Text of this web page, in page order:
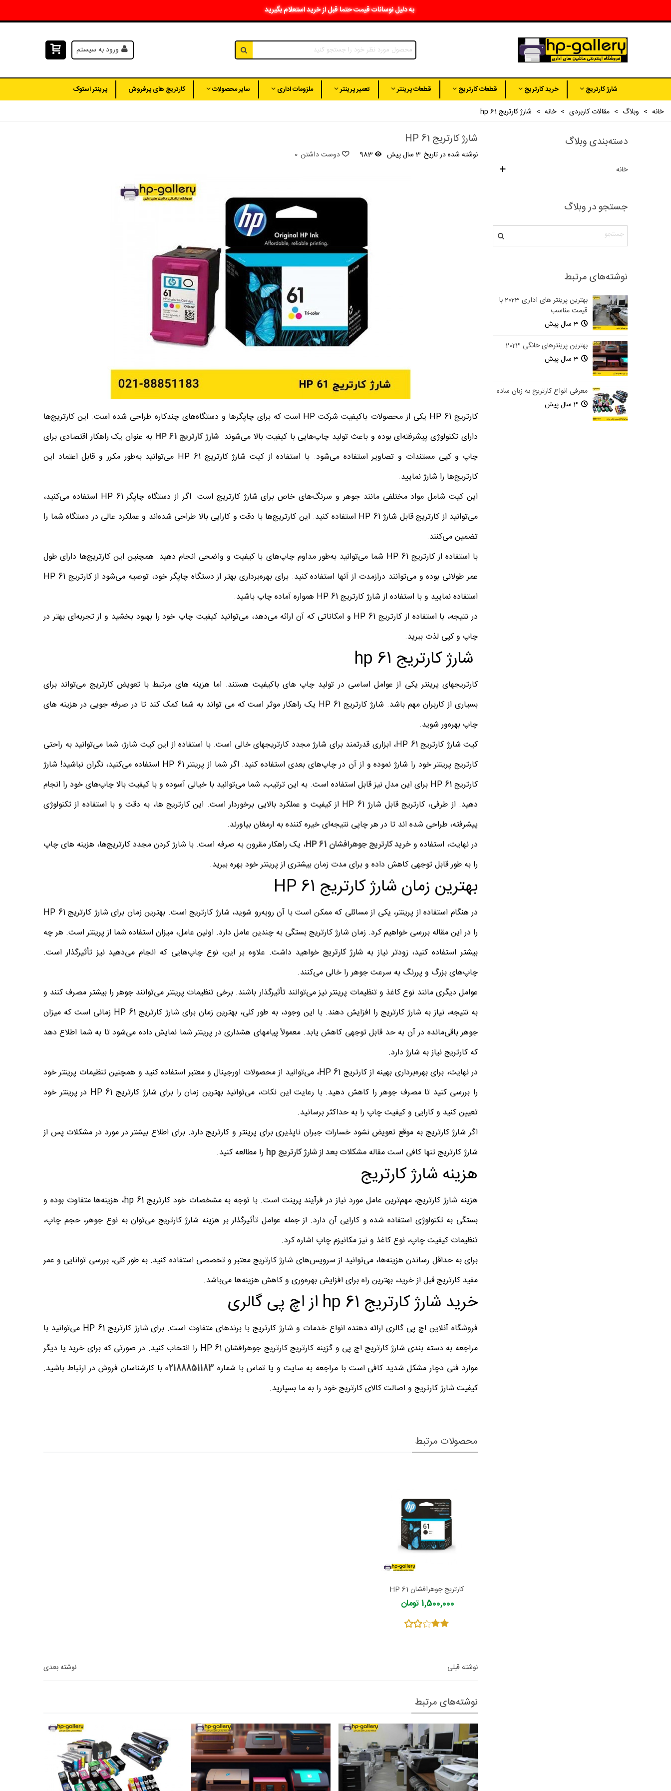
به دلیل نوسانات قیمت حتما قبل از خرید استعلام بگیرید
ورود به سیستم
شارژ کارتریج خرید کارتریج قطعات کارتریج قطعات پرینتر تعمیر پرینتر ملزومات اداری سایر محصولات کارتریج های پرفروش پرینتر استوک
خانه > وبلاگ > مقالات کاربردی > خانه > شارژ کارتریج hp 61
دسته‌بندی وبلاگ
خانه
جستجو در وبلاگ
نوشته‌های مرتبط
بهترین پرینتر های اداری 2023 با
قیمت مناسب
3 سال پیش
بهترین پرینترهای خانگی 2023
3 سال پیش
معرفی انواع کارتریج به زبان ساده
3 سال پیش
شارژ کارتریج HP 61
نوشته شده در تاریخ 3 سال پیش 983 دوست داشتن 0
کارتریج HP 61 یکی از محصولات باکیفیت شرکت HP است که برای چاپگرها و دستگاه‌های چندکاره طراحی شده است. این کارتریج‌ها
دارای تکنولوژی پیشرفته‌ای بوده و باعث تولید چاپ‌هایی با کیفیت بالا می‌شوند. شارژ کارتریج HP 61
به عنوان یک راهکار اقتصادی برای
چاپ و کپی مستندات و تصاویر استفاده می‌شود. با استفاده از کیت شارژ کارتریج HP 61 می‌توانید به‌طور مکرر و قابل اعتماد این
کارتریج‌ها را شارژ نمایید.
این کیت شامل مواد مختلفی مانند جوهر و سرنگ‌های خاص برای شارژ کارتریج است.
اگر از دستگاه چاپگر HP 61 استفاده می‌کنید،
می‌توانید از کارتریج قابل شارژ HP 61 استفاده کنید. این کارتریج‌ها با دقت و کارایی بالا طراحی شده‌اند و عملکرد عالی در دستگاه شما را
تضمین می‌کنند.
با استفاده از کارتریج HP 61 شما می‌توانید به‌طور مداوم چاپ‌های با کیفیت و واضحی انجام دهید. همچنین این کارتریج‌ها دارای طول
عمر طولانی بوده و می‌توانند درازمدت از آنها استفاده کنید. برای بهره‌برداری بهتر از دستگاه چاپگر خود، توصیه می‌شود از کارتریج HP 61
استفاده نمایید و با استفاده از شارژ کارتریج HP 61 همواره آماده چاپ باشید.
در نتیجه، با استفاده از کارتریج HP 61 و امکاناتی که آن ارائه می‌دهد، می‌توانید کیفیت
چاپ خود را بهبود بخشید و از تجربه‌ای بهتر در
چاپ و کپی لذت ببرید.
شارژ کارتریج hp 61
کارتریجهای پرینتر یکی از عوامل اساسی در تولید چاپ های باکیفیت هستند. اما هزینه های مرتبط با تعویض کارتریج می‌تواند برای
بسیاری از کاربران مهم باشد. شارژ کارتریج HP 61 یک راهکار موثر است که می تواند به شما کمک کند تا در صرفه جویی در هزینه های
چاپ بهره‌ور شوید.
کیت شارژ کارتریج HP 61، ابزاری قدرتمند برای شارژ مجدد کارتریجهای خالی است. با استفاده از این کیت شارژ، شما می‌توانید به راحتی
کارتریج پرینتر خود را شارژ نموده و از آن در چاپ‌های بعدی استفاده کنید.
اگر شما از پرینتر HP 61 استفاده می‌کنید، نگران نباشید! شارژ
کارتریج HP 61 برای این مدل نیز قابل استفاده است. به این ترتیب، شما می‌توانید با خیالی آسوده و با کیفیت بالا چاپ‌های خود را انجام
دهید.
از طرفی، کارتریج قابل شارژ HP 61 از کیفیت و عملکرد بالایی برخوردار است. این کارتریج ها، به دقت و با استفاده از تکنولوژی
پیشرفته، طراحی شده اند تا در هر چاپی نتیجه‌ای خیره کننده به ارمغان بیاورند.
در نهایت، استفاده وخرید کارتریج جوهرافشان HP 61
، یک راهکار مقرون به صرفه است. با شارژ کردن مجدد کارتریج‌ها، هزینه های چاپ
را به طور قابل توجهی کاهش داده و برای مدت زمان بیشتری از پرینتر خود بهره ببرید.
بهترین زمان شارژ کارتریج HP 61
در هنگام استفاده از پرینتر، یکی از مسائلی که ممکن است با آن روبه‌رو شوید، شارژ کارتریج است. بهترین زمان برای شارژ کارتریج HP 61
را در این مقاله بررسی خواهیم کرد. زمان شارژ کارتریج بستگی به چندین عامل دارد. اولین عامل، میزان استفاده شما از پرینتر است. هر چه
بیشتر استفاده کنید، زودتر نیاز به شارژ کارتریج خواهید داشت. علاوه بر این، نوع چاپ‌هایی که انجام می‌دهید نیز تأثیرگذار است.
چاپ‌های بزرگ و پررنگ به سرعت جوهر را خالی می‌کنند.
عوامل دیگری مانند نوع کاغذ و تنظیمات پرینتر نیز می‌توانند تأثیرگذار باشند. برخی تنظیمات پرینتر می‌توانند جوهر را بیشتر مصرف کنند و
به نتیجه، نیاز به شارژ کارتریج را افزایش دهند.
با این وجود، به طور کلی، بهترین زمان برای شارژ کارتریج HP 61 زمانی است که میزان
جوهر باقی‌مانده در آن به حد قابل توجهی کاهش یابد. معمولاً پیامهای هشداری در پرینتر شما نمایش داده می‌شود تا به شما اطلاع دهد
که کارتریج نیاز به شارژ دارد.
در نهایت، برای بهره‌برداری بهینه از کارتریج HP 61، می‌توانید از محصولات اورجینال و معتبر استفاده کنید و همچنین تنظیمات پرینتر خود
را بررسی کنید تا مصرف جوهر را کاهش دهید.
با رعایت این نکات، می‌توانید بهترین زمان را برای شارژ کارتریج HP 61 در پرینتر خود
تعیین کنید و کارایی و کیفیت چاپ را به حداکثر برسانید.
اگر شارژ کارتریج به موقع تعویض نشود خسارات جبران ناپذیری برای پرینتر و کارتریج دارد. برای اطلاع بیشتر در مورد در مشکلات پس از
شارژ کارتریج تنها کافی است مقاله مشکلات بعد از شارژ کارتریج hp را مطالعه کنید.
هزینه شارژ کارتریج
هزینه شارژ کارتریج، مهم‌ترین عامل مورد نیاز در فرآیند پرینت است. با توجه به مشخصات خود کارتریج hp 61، هزینه‌ها متفاوت بوده و
بستگی به تکنولوژی استفاده شده و کارایی آن دارد. از جمله عوامل تأثیرگذار بر هزینه شارژ کارتریج می‌توان به نوع جوهر، حجم چاپ،
تنظیمات کیفیت چاپ، نوع کاغذ و نیز مکانیزم چاپ اشاره کرد.
برای به حداقل رساندن هزینه‌ها، می‌توانید از سرویس‌های شارژ کارتریج معتبر و تخصصی استفاده کنید. به طور کلی، بررسی توانایی و عمر
مفید کارتریج قبل از خرید، بهترین راه برای افزایش بهره‌وری و کاهش هزینه‌ها می‌باشد.
خرید شارژ کارتریج hp 61 از اچ پی گالری
فروشگاه آنلاین اچ پی گالری ارائه دهنده انواع خدمات و شارژ کارتریج با برندهای متفاوت است. برای شارژ کارتریج HP 61 می‌توانید با
مراجعه به دسته بندی شارژ کارتریج اچ پی و گزینه کارتریج کارتریج جوهرافشان HP 61 را انتخاب کنید. در صورتی که برای خرید یا دیگر
موارد فنی دچار مشکل شدید کافی است با مراجعه به سایت و یا تماس با شماره 02188851183 با کارشناسان فروش در ارتباط باشید.
کیفیت شارژ کارتریج و اصالت کالای کارتریج خود را به ما بسپارید.
محصولات مرتبط
کارتریج جوهرافشان HP 61
1,500,000 تومان
نوشته قبلی نوشته بعدی
نوشته‌های مرتبط